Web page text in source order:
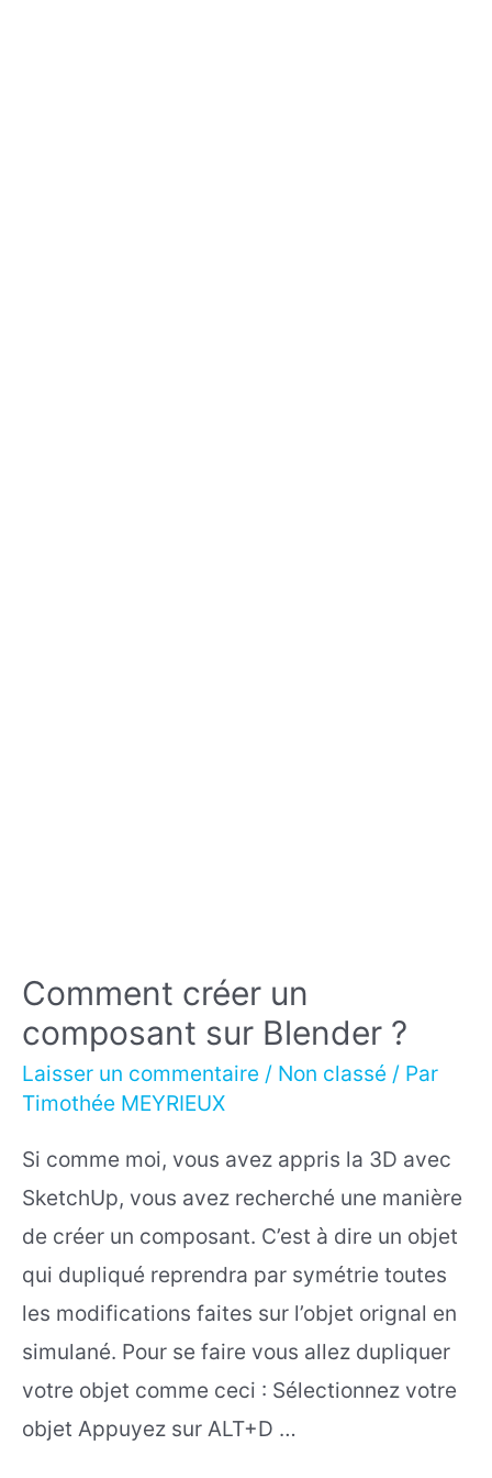
Comment créer un
composant sur Blender ?
Laisser un commentaire / Non classé / Par
Timothée MEYRIEUX
Si comme moi, vous avez appris la 3D avec
SketchUp, vous avez recherché une manière
de créer un composant. C’est à dire un objet
qui dupliqué reprendra par symétrie toutes
les modifications faites sur l’objet orignal en
simulané. Pour se faire vous allez dupliquer
votre objet comme ceci : Sélectionnez votre
objet Appuyez sur ALT+D …